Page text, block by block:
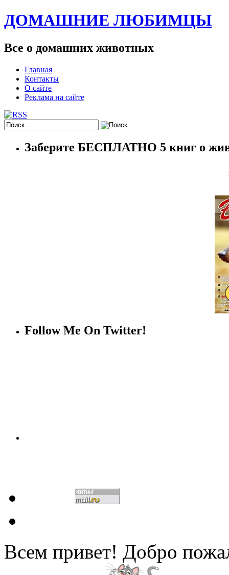
ДОМАШНИЕ ЛЮБИМЦЫ
Все о домашних животных
Главная
Контакты
О сайте
Реклама на сайте
Заберите БЕСПЛАТНО 5 книг о
Follow Me On Twitter!
Всем привет! Добро